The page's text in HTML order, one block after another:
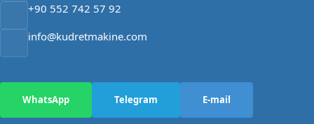
+90 552 742 57 92
info@kudretmakine.com
WhatsApp Telegram E-mail